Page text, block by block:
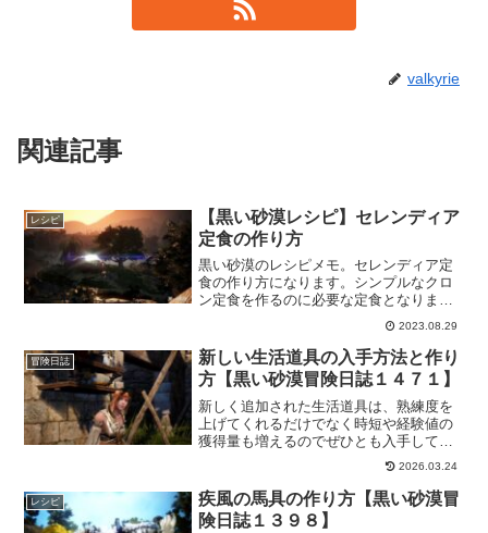
valkyrie
関連記事
レシピ
【黒い砂漠レシピ】セレンディア
定食の作り方
黒い砂漠のレシピメモ。セレンディア定
食の作り方になります。シンプルなクロ
ン定食を作るのに必要な定食となりま
す。作り方は何種類かある内の一つとな
るので、セレンディア定食がないとシン
プルなクロン定食が作れないというわけ
ではありません。あくまでも選択の一つ
ということで。
2023.08.29
冒険日誌
新しい生活道具の入手方法と作り
方【黒い砂漠冒険日誌１４７１】
新しく追加された生活道具は、熟練度を
上げてくれるだけでなく時短や経験値の
獲得量も増えるのでぜひとも入手してお
きたいですね。そこで、新しく追加され
た生活道具の入手方法や作り方、強化方
法もまとめておきました。参考になれば
嬉しいです。
2026.03.24
レシピ
疾風の馬具の作り方【黒い砂漠冒
険日誌１３９８】